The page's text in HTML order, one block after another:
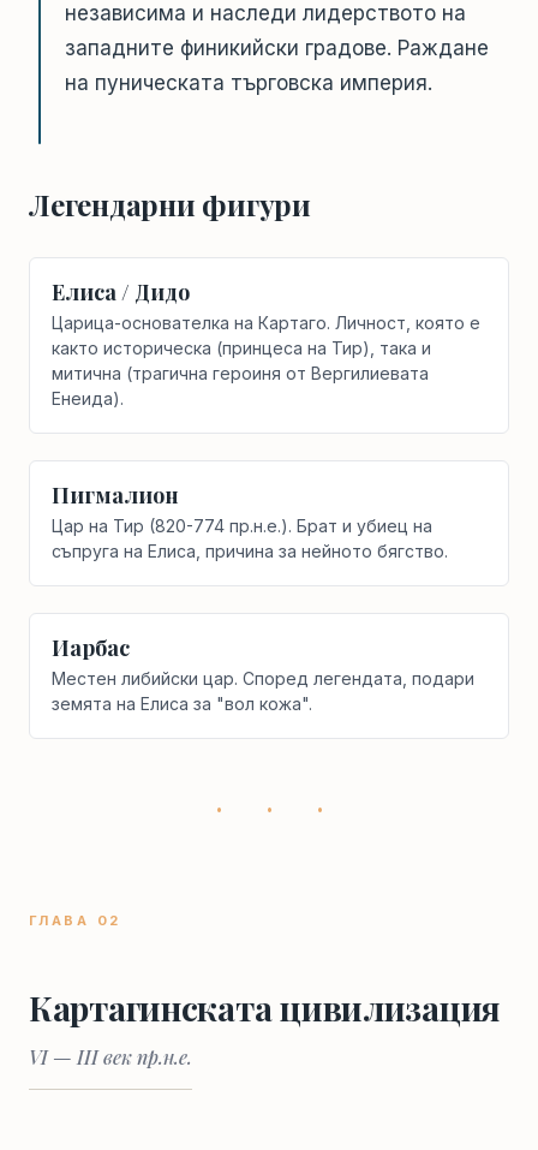
независима и наследи лидерството на
западните финикийски градове. Раждане
на пуническата търговска империя.
Легендарни фигури
Елиса / Дидо
Царица-основателка на Картаго. Личност, която е
както историческа (принцеса на Тир), така и
митична (трагична героиня от Вергилиевата
Енеида).
Пигмалион
Цар на Тир (820-774 пр.н.е.). Брат и убиец на
съпруга на Елиса, причина за нейното бягство.
Иарбас
Местен либийски цар. Според легендата, подари
земята на Елиса за "вол кожа".
· · ·
ГЛАВА 02
Картагинската цивилизация
VI — III век пр.н.е.